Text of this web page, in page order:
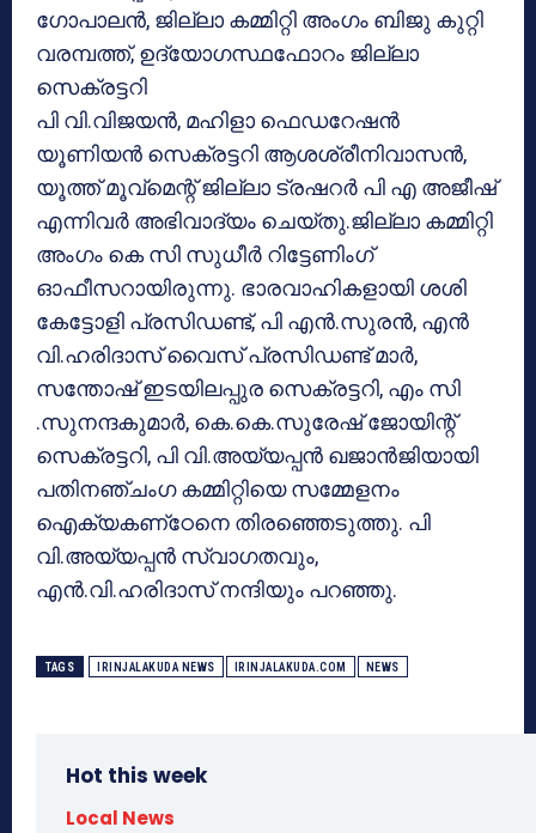
ഗോപാലന്‍, ജില്ലാ കമ്മിറ്റി അംഗം ബിജു കുറ്റി
വരമ്പത്ത്, ഉദ്യോഗസ്ഥഫോറം ജില്ലാ
സെക്രട്ടറി
പി വി.വിജയന്‍, മഹിളാ ഫെഡറേഷന്‍
യൂണിയന്‍ സെക്രട്ടറി ആശശ്രീനിവാസന്‍,
യൂത്ത് മൂവ്‌മെന്റ് ജില്ലാ ട്രഷറര്‍ പി എ അജീഷ്
എന്നിവര്‍ അഭിവാദ്യം ചെയ്തു.ജില്ലാ കമ്മിറ്റി
അംഗം കെ സി സുധീര്‍ റിട്ടേണിംഗ്
ഓഫീസറായിരുന്നു. ഭാരവാഹികളായി ശശി
കേട്ടോളി പ്രസിഡണ്ട്, പി എന്‍.സുരന്‍, എന്‍
വി.ഹരിദാസ് വൈസ് പ്രസിഡണ്ട് മാര്‍,
സന്തോഷ് ഇടയിലപ്പുര സെക്രട്ടറി, എം സി
.സുനന്ദകുമാര്‍, കെ.കെ.സുരേഷ് ജോയിന്റ്
സെക്രട്ടറി, പി വി.അയ്യപ്പന്‍ ഖജാന്‍ജിയായി
പതിനഞ്ചംഗ കമ്മിറ്റിയെ സമ്മേളനം
ഐക്യകണ്‌ഠേനെ തിരഞ്ഞെടുത്തു. പി
വി.അയ്യപ്പന്‍ സ്വാഗതവും,
എന്‍.വി.ഹരിദാസ് നന്ദിയും പറഞ്ഞു.
TAGS IRINJALAKUDA NEWS IRINJALAKUDA.COM NEWS
Hot this week
Local News